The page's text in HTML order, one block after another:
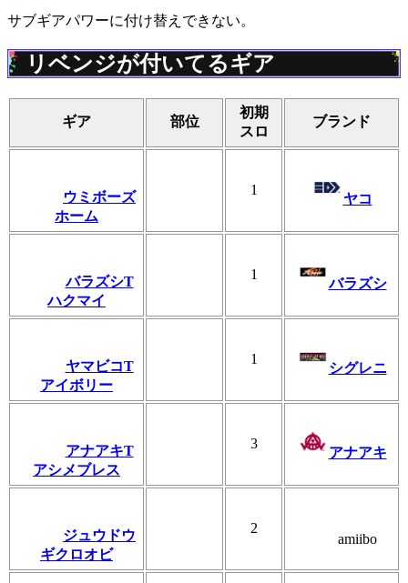
サブギアパワーに付け替えできない。
リベンジが付いてるギア
ギア 部位
初期
スロ
ブランド
ウミボーズ
ホーム
1
ヤコ
バラズシT
ハクマイ
1
バラズシ
ヤマビコT
アイボリー
1
シグレニ
アナアキT
アシメブレス
3
アナアキ
ジュウドウ
ギクロオビ
2
amiibo